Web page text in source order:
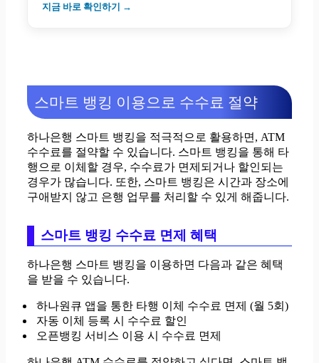
지금 바로 확인하기 →
스마트 뱅킹 이용으로 수수료 절약
하나은행 스마트 뱅킹을 적극적으로 활용하면, ATM
수수료를 절약할 수 있습니다. 스마트 뱅킹을 통해 타
행으로 이체할 경우, 수수료가 면제되거나 할인되는
경우가 많습니다. 또한, 스마트 뱅킹은 시간과 장소에
구애받지 않고 은행 업무를 처리할 수 있게 해줍니다.
스마트 뱅킹 수수료 면제 혜택
하나은행 스마트 뱅킹을 이용하면 다음과 같은 혜택
을 받을 수 있습니다.
하나원큐 앱을 통한 타행 이체 수수료 면제 (월 5회)
자동 이체 등록 시 수수료 할인
오픈뱅킹 서비스 이용 시 수수료 면제